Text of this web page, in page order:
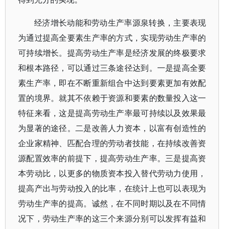
经济增长动能和劳动生产率源泉转换，主要表现
为通过提高全要素生产率的方式，实现劳动生产率的
可持续增长。提高劳动生产率是经济发展的终极要求
和根本路径，可以通过三条途径达到。一是提高全要
素生产率，即在不断重新组合中达到要素更加有效配
置的境界。就其不依赖于资源和要素的数量投入这一
特征来看，这是提高劳动生产率最可持续以及效果最
为显著的途径。二是改善人力资本，以富有创造性的
企业家精神、匹配合理的劳动者技能，在持续改善资
源配置效率的前提下，提高劳动生产率。三是提高资
本劳动比，以更多的物质资本投入替代劳动力使用，
提高产出与劳动投入的比率，在统计上也可以表现为
劳动生产率的提高。诚然，在不同时期以及在不同情
况下，劳动生产率的这三个来源分别可以发挥有益和